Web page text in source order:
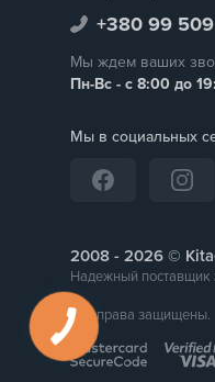
+380 99
Мы ждем ваших
Пн-Вс - с 8:00 до
Мы в социальных
2008 - ©
Надежный поставщик
Все права защищены.